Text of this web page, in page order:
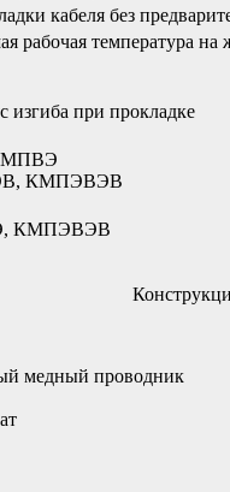
кабеля без
рабочая температура на
при прокладке
КМПЭВЭВ
КМПЭВЭВ
медный проводник